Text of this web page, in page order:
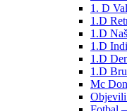
1. D
1.D
1.D
1.D
1.D
1.D
Mc